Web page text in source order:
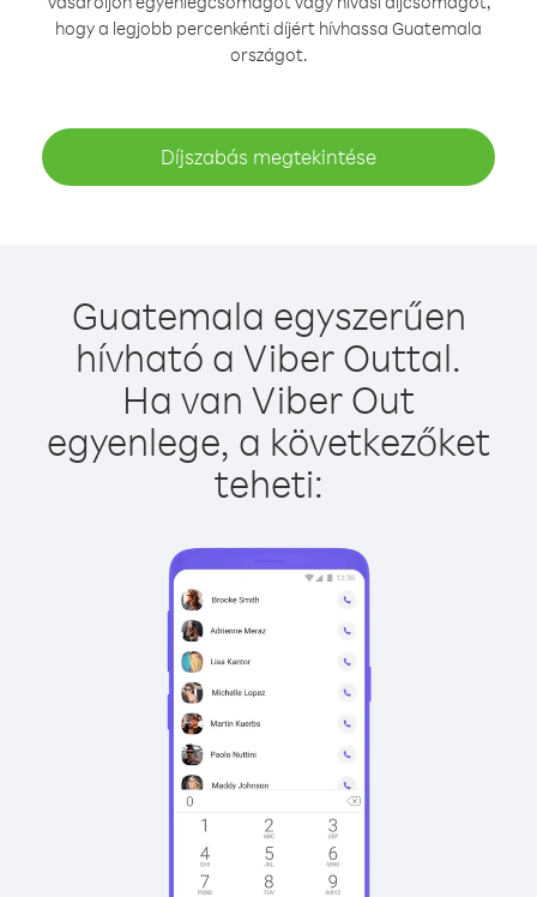
hogy a legjobb percenkénti díjért hívhassa Guatemala
országot.
Díjszabás megtekintése
Guatemala egyszerűen
hívható a Viber Outtal.
Ha van Viber Out
egyenlege, a következőket
teheti: